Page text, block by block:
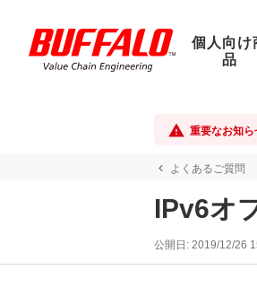
個人向け
品
重要なお知ら
よくあるご質問
IPv6オ
公開日:2019/12/26